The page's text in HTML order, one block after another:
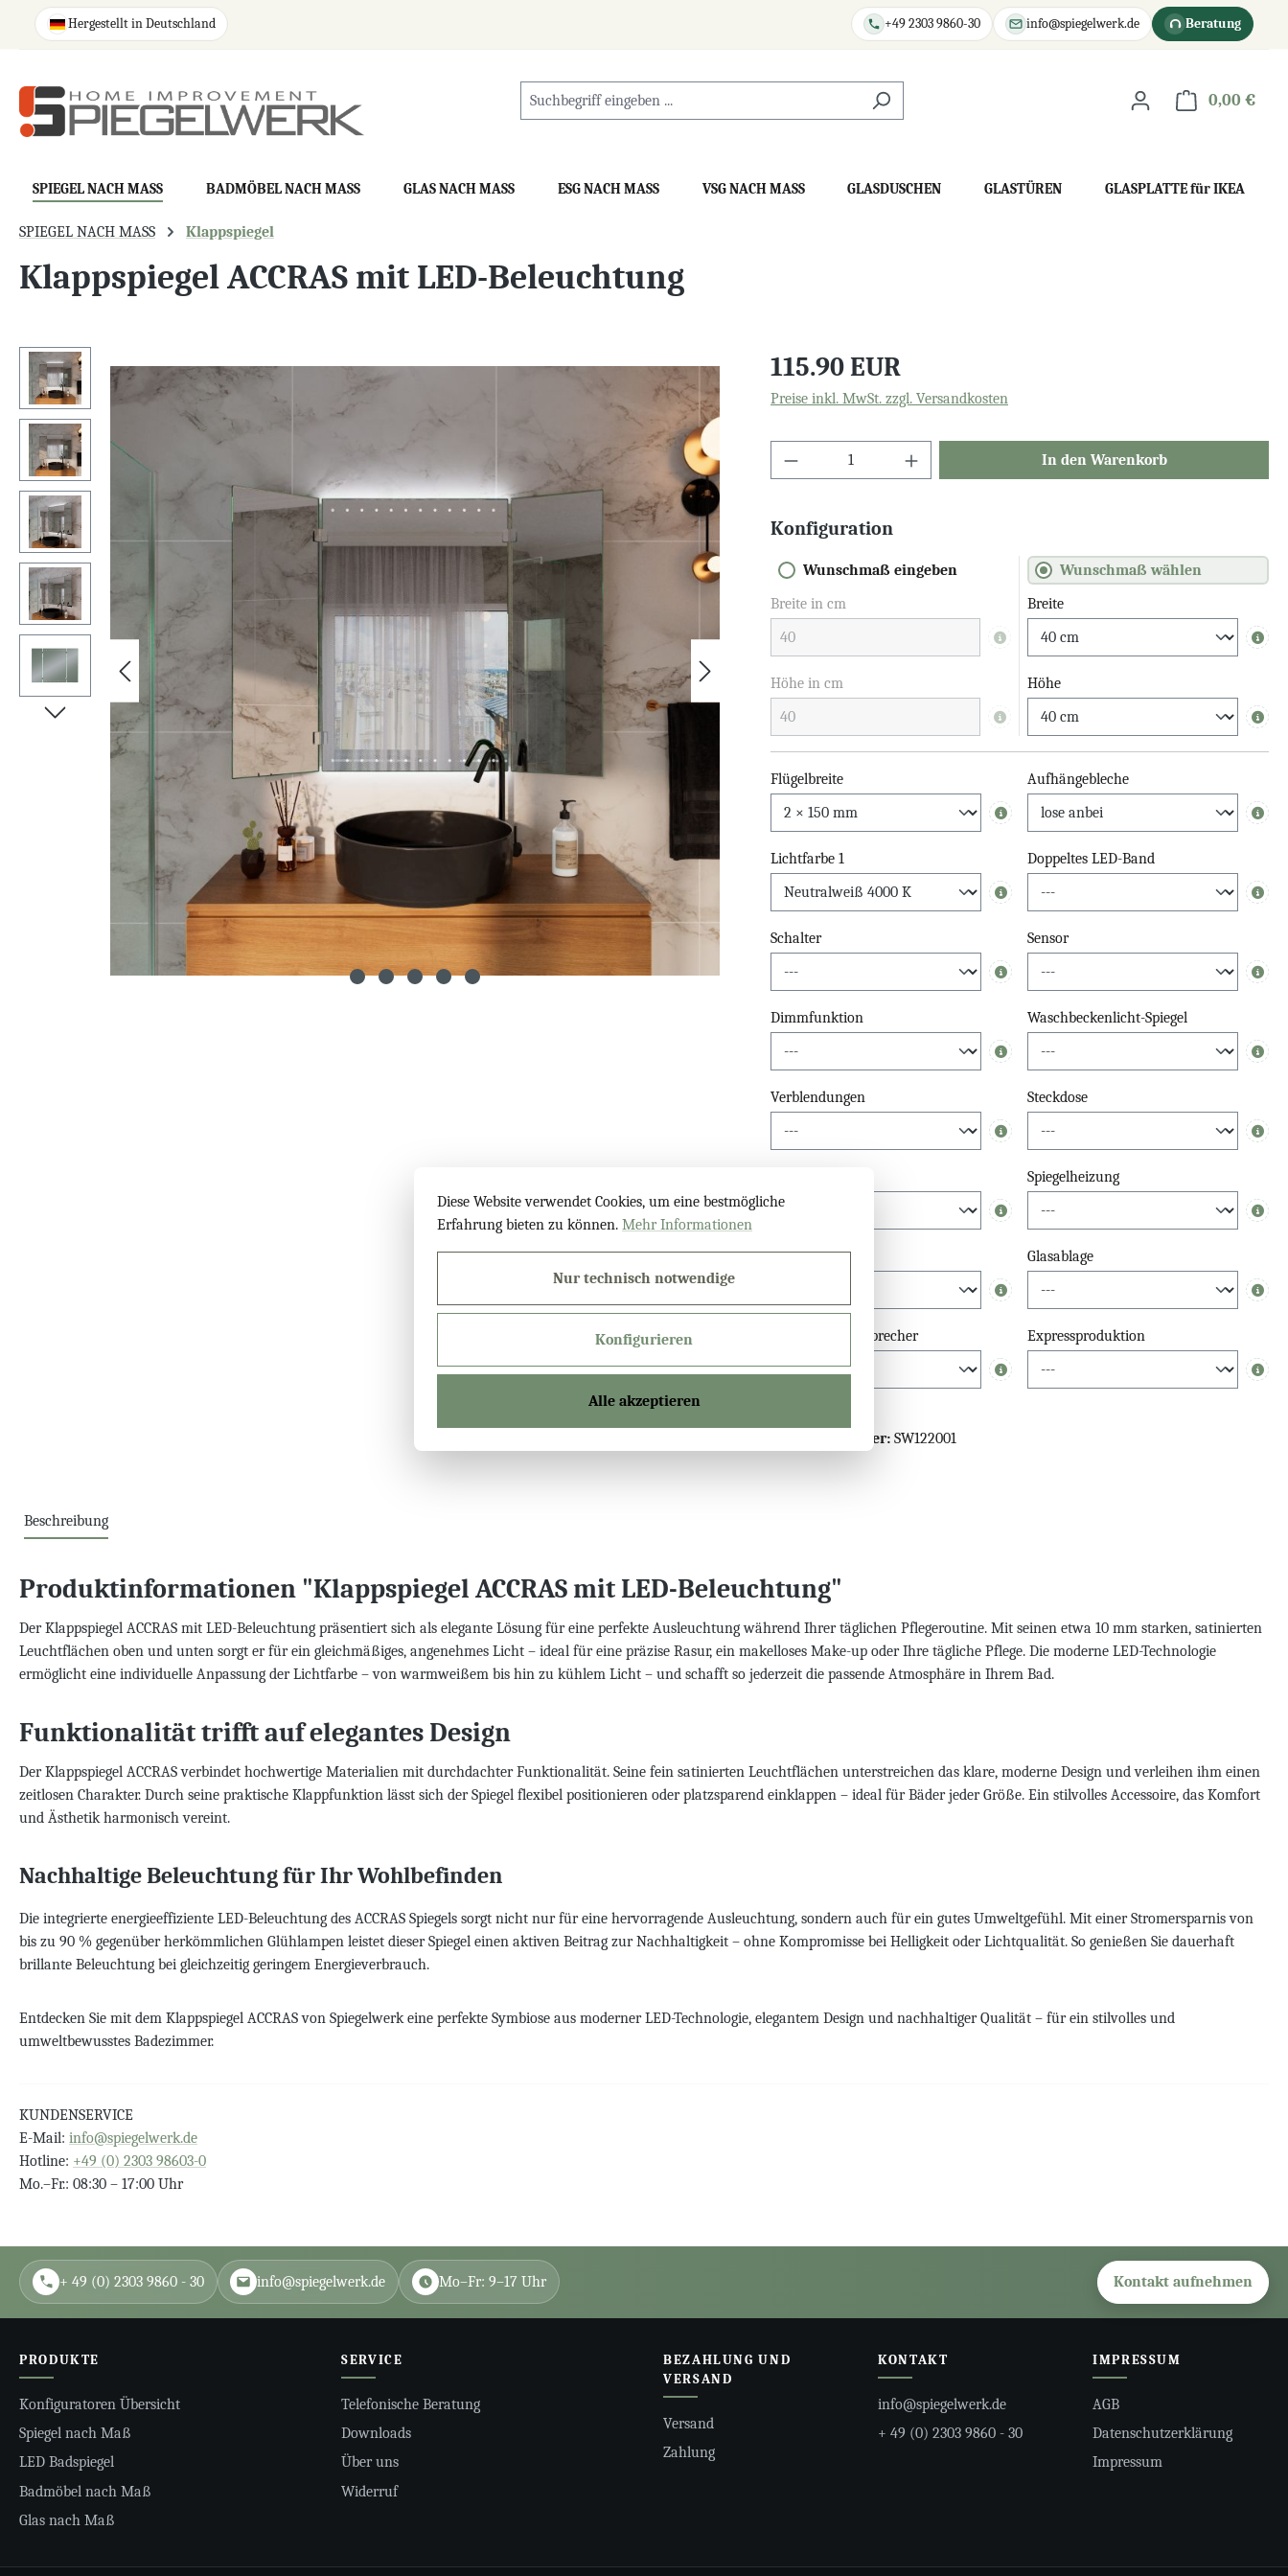
Zur Hauptnavigation springen
Hergestellt in Deutschland +49 2303 9860-30 info@spiegelwerk.de Beratung
0,00 €
SPIEGEL NACH MASS BADMÖBEL NACH MASS GLAS NACH MASS ESG NACH MASS VSG NACH MASS GLASDUSCHEN GLASTÜREN GLASPLATTE für IKEA
SPIEGEL NACH MASS Klappspiegel
Klappspiegel ACCRAS mit LED-Beleuchtung
Bildergalerie überspringen 115.90 EUR
Preise inkl. MwSt. zzgl. Versandkosten
In den Warenkorb
Konfiguration
Wunschmaß eingeben
Breite in cm
Info
Höhe in cm
Info
Wunschmaß wählen
Breite
Info
Höhe
Info
Flügelbreite
Info
Aufhängebleche
Info
Lichtfarbe 1
Info
Doppeltes LED-Band
Info
Schalter
Info
Sensor
Info
Dimmfunktion
Info
Waschbeckenlicht-Spiegel
Info
Verblendungen
Info
Steckdose
Info
Info
Spiegelheizung
Info
Kosmetikspiegel
Info
Glasablage
Info
Bluetooth Lautsprecher
Info
Expressproduktion
Info
Produktnummer: SW122001
Beschreibung
Produktinformationen "Klappspiegel ACCRAS mit LED-Beleuchtung"
Der Klappspiegel ACCRAS mit LED-Beleuchtung präsentiert sich als elegante Lösung für eine perfekte Ausleuchtung während Ihrer täglichen Pflegeroutine. Mit seinen etwa 10 mm starken, satinierten
Leuchtflächen oben und unten sorgt er für ein gleichmäßiges, angenehmes Licht – ideal für eine präzise Rasur, ein makelloses Make-up oder Ihre tägliche Pflege. Die moderne LED-Technologie
ermöglicht eine individuelle Anpassung der Lichtfarbe – von warmweißem bis hin zu kühlem Licht – und schafft so jederzeit die passende Atmosphäre in Ihrem Bad.
Funktionalität trifft auf elegantes Design
Der Klappspiegel ACCRAS verbindet hochwertige Materialien mit durchdachter Funktionalität. Seine fein satinierten Leuchtflächen unterstreichen das klare, moderne Design und verleihen ihm einen
zeitlosen Charakter. Durch seine praktische Klappfunktion lässt sich der Spiegel flexibel positionieren oder platzsparend einklappen – ideal für Bäder jeder Größe. Ein stilvolles Accessoire, das Komfort
und Ästhetik harmonisch vereint.
Nachhaltige Beleuchtung für Ihr Wohlbefinden
Die integrierte energieeffiziente LED-Beleuchtung des ACCRAS Spiegels sorgt nicht nur für eine hervorragende Ausleuchtung, sondern auch für ein gutes Umweltgefühl. Mit einer Stromersparnis von
bis zu 90 % gegenüber herkömmlichen Glühlampen leistet dieser Spiegel einen aktiven Beitrag zur Nachhaltigkeit – ohne Kompromisse bei Helligkeit oder Lichtqualität. So genießen Sie dauerhaft
brillante Beleuchtung bei gleichzeitig geringem Energieverbrauch.
Entdecken Sie mit dem Klappspiegel ACCRAS von Spiegelwerk eine perfekte Symbiose aus moderner LED-Technologie, elegantem Design und nachhaltiger Qualität – für ein stilvolles und
umweltbewusstes Badezimmer.
KUNDENSERVICE
E-Mail: info@spiegelwerk.de
Hotline: +49 (0) 2303 98603-0
Mo.–Fr.: 08:30 – 17:00 Uhr
+ 49 (0) 2303 9860 - 30 info@spiegelwerk.de Mo–Fr: 9–17 Uhr Kontakt aufnehmen
PRODUKTE
Konfiguratoren Übersicht
Spiegel nach Maß
LED Badspiegel
Badmöbel nach Maß
Glas nach Maß
SERVICE
Telefonische Beratung
Downloads
Über uns
Widerruf
BEZAHLUNG UND
VERSAND
Versand
Zahlung
KONTAKT
info@spiegelwerk.de
+ 49 (0) 2303 9860 - 30
IMPRESSUM
AGB
Datenschutzerklärung
Impressum
Diese Website verwendet Cookies, um eine bestmögliche
Erfahrung bieten zu können. Mehr Informationen
Nur technisch notwendige
Konfigurieren
Alle akzeptieren